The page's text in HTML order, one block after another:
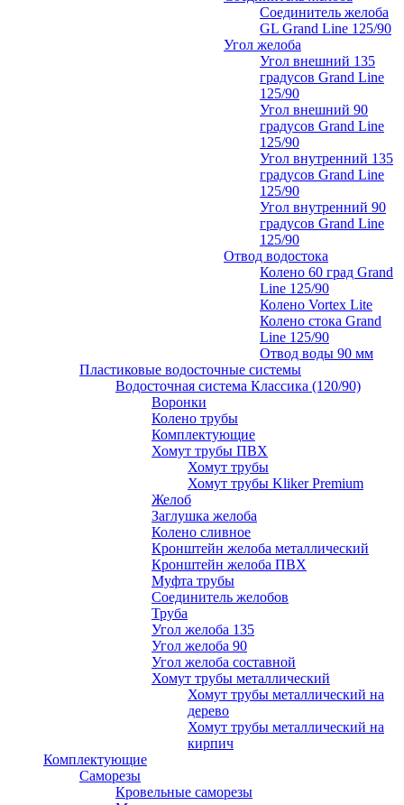
Соединитель желоба
GL Grand Line 125/90
Угол желоба
Угол внешний 135
градусов Grand Line
125/90
Угол внешний 90
градусов Grand Line
125/90
Угол внутренний 135
градусов Grand Line
125/90
Угол внутренний 90
градусов Grand Line
125/90
Отвод водостока
Колено 60 град Grand
Line 125/90
Колено Vortex Lite
Колено стока Grand
Line 125/90
Отвод воды 90 мм
Пластиковые водосточные системы
Водосточная система Классика (120/90)
Воронки
Колено трубы
Комплектующие
Хомут трубы ПВХ
Хомут трубы
Хомут трубы Kliker Premium
Желоб
Заглушка желоба
Колено сливное
Кронштейн желоба металлический
Кронштейн желоба ПВХ
Муфта трубы
Соединитель желобов
Труба
Угол желоба 135
Угол желоба 90
Угол желоба составной
Хомут трубы металлический
Хомут трубы металлический на
дерево
Хомут трубы металлический на
кирпич
Комплектующие
Саморезы
Кровельные саморезы